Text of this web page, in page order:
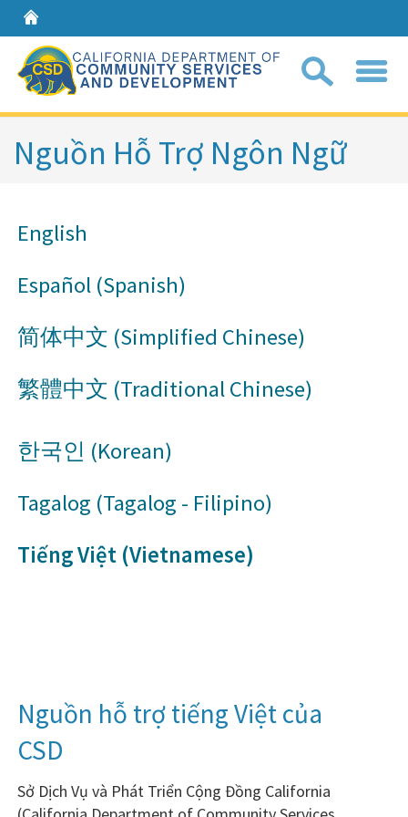
Home
Nguồn Hỗ Trợ Ngôn Ngữ
English
Español (Spanish)
简体中文 (Simplified Chinese)
繁體中文​ (​Traditional Chinese)
한국인 (Korean)
Tagalog (Tagalog - Filipino)
Tiếng Việt (Vietnamese)
​​Nguồn hỗ trợ tiếng Việt của
CSD​
Sở Dịch Vụ và Phát Triển Cộng Đồng California